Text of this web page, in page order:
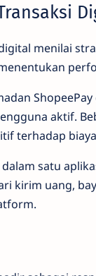
menilai
aktif.
terhadap
satu
kirim uang,